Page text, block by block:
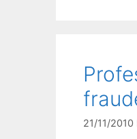
21/11/2010